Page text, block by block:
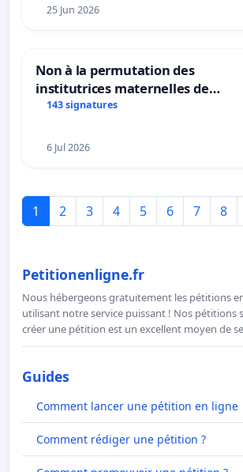
25 Jun 2026
Non à la permutation des
institutrices maternelles de
Bléharies et Laplaigne !
enfants.
143 signatures
6 Jul 2026
1 2 3 4 5 6 7 8
Petitionenligne.fr
Nous hébergeons gratuitement les pétitions
utilisant notre service puissant ! Nos pétitions
créer une pétition est un excellent moyen de
Guides
Comment lancer une pétition en ligne
Comment rédiger une pétition ?